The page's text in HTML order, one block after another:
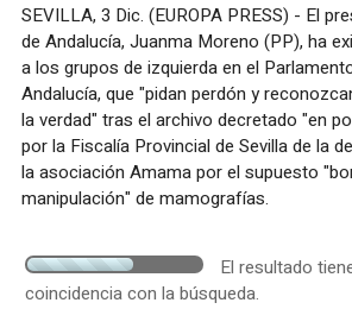
SEVILLA, 3 Dic. (EUROPA PRESS) - El
de Andalucía, Juanma Moreno (PP), ha
a los grupos de izquierda en el
Andalucía, que "pidan perdón y
la verdad" tras el archivo decretado "en
por la Fiscalía Provincial de Sevilla de la
la asociación Amama por el supuesto
manipulación" de mamografías.
El resultado
coincidencia con la búsqueda.